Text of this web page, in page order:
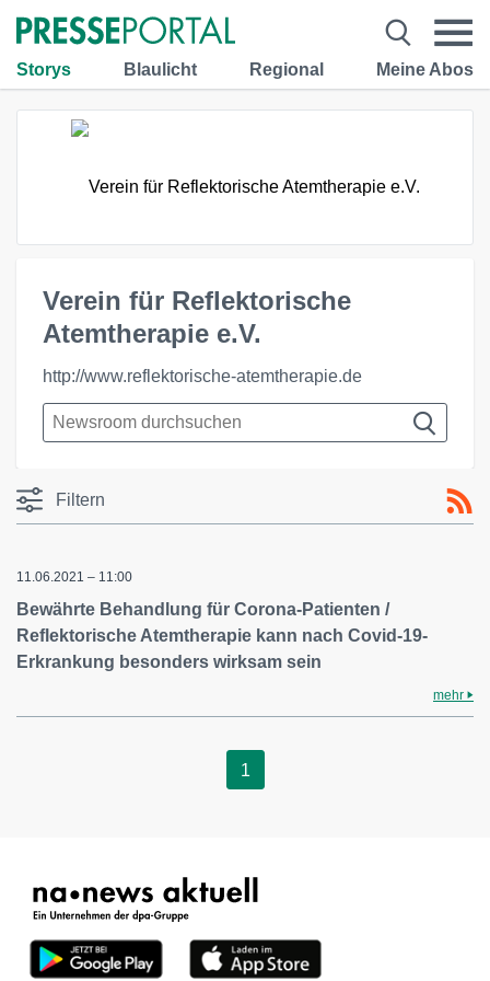
Storys Blaulicht Regional Meine Abos
Verein für Reflektorische
Atemtherapie e.V.
http://www.reflektorische-atemtherapie.de
Filtern
11.06.2021 – 11:00
Bewährte Behandlung für Corona-Patienten /
Reflektorische Atemtherapie kann nach Covid-19-
Erkrankung besonders wirksam sein
mehr
1